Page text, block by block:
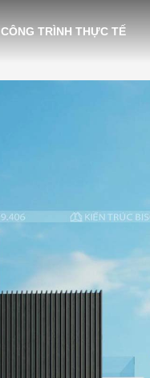
CÔNG TRÌNH THỰC TẾ